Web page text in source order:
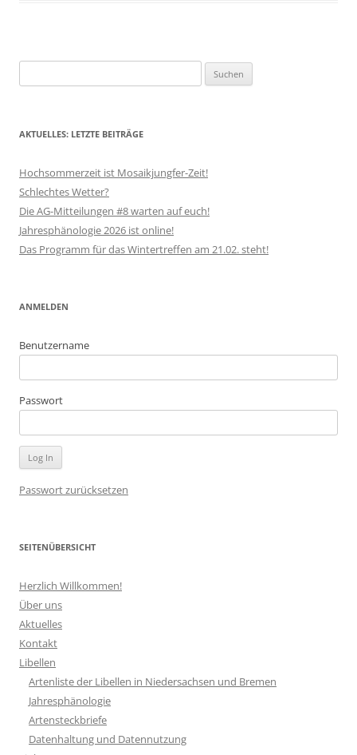
nach:
AKTUELLES: LETZTE BEITRÄGE
Hochsommerzeit ist Mosaikjungfer-Zeit!
Schlechtes Wetter?
Die AG-Mitteilungen #8 warten auf euch!
Jahresphänologie 2026 ist online!
Das Programm für das Wintertreffen am 21.02. steht!
ANMELDEN
Benutzername
Passwort
Passwort zurücksetzen
SEITENÜBERSICHT
Herzlich Willkommen!
Über uns
Aktuelles
Kontakt
Libellen
Artenliste der Libellen in Niedersachsen und Bremen
Jahresphänologie
Artensteckbriefe
Datenhaltung und Datennutzung